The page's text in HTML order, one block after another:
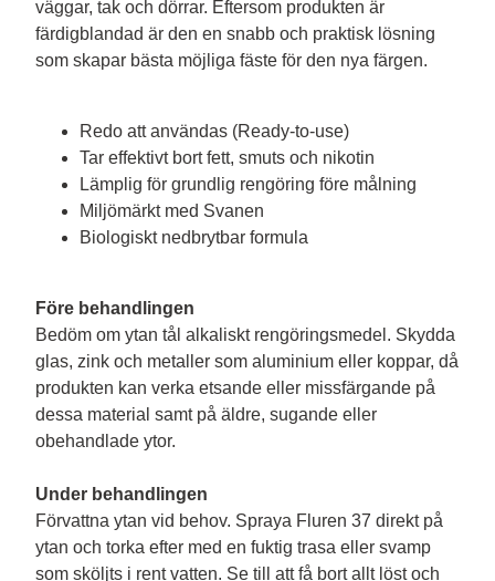
väggar, tak och dörrar. Eftersom produkten är
färdigblandad är den en snabb och praktisk lösning
som skapar bästa möjliga fäste för den nya färgen.
Redo att användas (Ready-to-use)
Tar effektivt bort fett, smuts och nikotin
Lämplig för grundlig rengöring före målning
Miljömärkt med Svanen
Biologiskt nedbrytbar formula
Före behandlingen
Bedöm om ytan tål alkaliskt rengöringsmedel. Skydda
glas, zink och metaller som aluminium eller koppar, då
produkten kan verka etsande eller missfärgande på
dessa material samt på äldre, sugande eller
obehandlade ytor.
Under behandlingen
Förvattna ytan vid behov. Spraya Fluren 37 direkt på
ytan och torka efter med en fuktig trasa eller svamp
som sköljts i rent vatten. Se till att få bort allt löst och